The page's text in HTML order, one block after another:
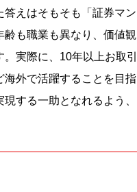
えはそもそも「証券マン
齢も職業も異なり、価値観
実際に、10年以上お取引
外で活躍することを目指
する一助となれるよう、